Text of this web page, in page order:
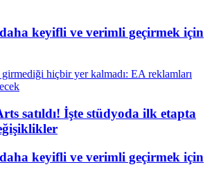
keyifli ve verimli geçirmek için
satıldı! İşte stüdyoda ilk etapta
keyifli ve verimli geçirmek için